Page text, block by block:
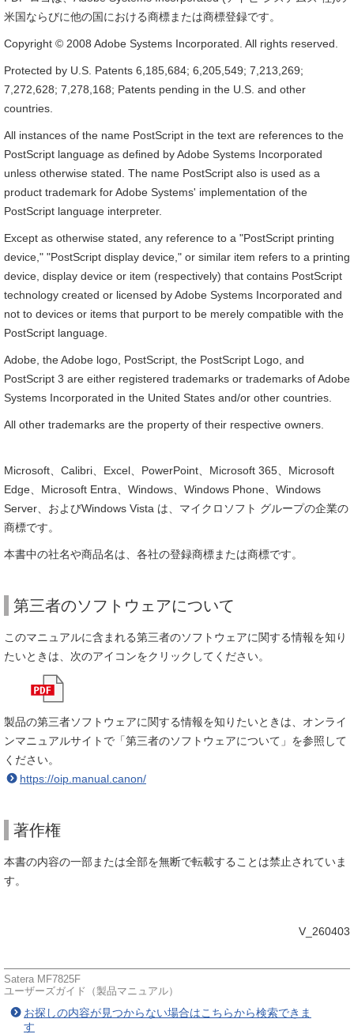
米国ならびに他の国における商標または商標登録です。
Copyright © 2008 Adobe Systems Incorporated. All rights reserved.
Protected by U.S. Patents 6,185,684; 6,205,549; 7,213,269;
7,272,628; 7,278,168; Patents pending in the U.S. and other
countries.
All instances of the name PostScript in the text are references to the
PostScript language as defined by Adobe Systems Incorporated
unless otherwise stated. The name PostScript also is used as a
product trademark for Adobe Systems' implementation of the
PostScript language interpreter.
Except as otherwise stated, any reference to a "PostScript printing
device," "PostScript display device," or similar item refers to a printing
device, display device or item (respectively) that contains PostScript
technology created or licensed by Adobe Systems Incorporated and
not to devices or items that purport to be merely compatible with the
PostScript language.
Adobe, the Adobe logo, PostScript, the PostScript Logo, and
PostScript 3 are either registered trademarks or trademarks of Adobe
Systems Incorporated in the United States and/or other countries.
All other trademarks are the property of their respective owners.
Microsoft、Calibri、Excel、PowerPoint、Microsoft 365、Microsoft
Edge、Microsoft Entra、Windows、Windows Phone、Windows
Server、およびWindows Vista は、マイクロソフト グループの企業の
商標です。
本書中の社名や商品名は、各社の登録商標または商標です。
第三者のソフトウェアについて
このマニュアルに含まれる第三者のソフトウェアに関する情報を知り
たいときは、次のアイコンをクリックしてください。
製品の第三者ソフトウェアに関する情報を知りたいときは、オンライ
ンマニュアルサイトで「第三者のソフトウェアについて」を参照して
ください。
https://oip.manual.canon/
著作権
本書の内容の一部または全部を無断で転載することは禁止されていま
す。
V_260403
Satera MF7825F
ユーザーズガイド（製品マニュアル）
お探しの内容が見つからない場合はこちらから検索できま
す